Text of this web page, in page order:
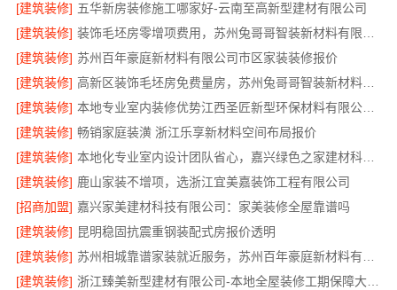
[建筑装修] 五华新房装修施工哪家好-云南至高新型建材有限公司
[建筑装修]
[建筑装修] 苏州百年豪庭新材料有限公司市区家装装修报价
[建筑装修]
高新区装饰毛坯房免费量房，苏州兔哥哥智装新材料有限公司贴心前期服务
[建筑装修]
本地专业室内装修优势江西圣匠新型环保材料有限公司领先
[建筑装修] 畅销家庭装潢 浙江乐享新材料空间布局报价
[建筑装修]
本地化专业室内设计团队省心，嘉兴绿色之家建材科技有限公司
[建筑装修] 鹿山家装不增项，选浙江宜美嘉装饰工程有限公司
[招商加盟] 嘉兴家美建材科技有限公司：家美装修全屋靠谱吗
[建筑装修] 昆明稳固抗震重钢装配式房报价透明
[建筑装修]
[建筑装修]
浙江臻美新型建材有限公司-本地全屋装修工期保障大平层